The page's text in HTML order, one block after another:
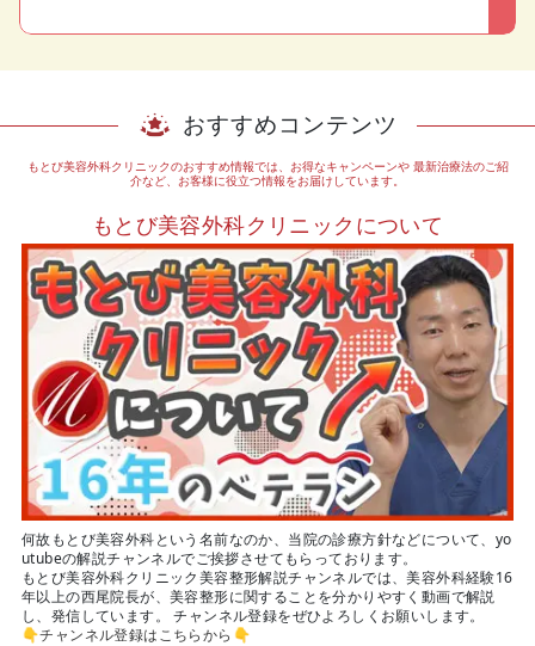
おすすめコンテンツ
もとび美容外科クリニックのおすすめ情報では、お得なキャンペーンや最新治療法のご紹
介など、お客様に役立つ情報をお届けしています。
もとび美容外科クリニックについて
何故もとび美容外科という名前なのか、当院の診療方針などについて、yo
utubeの解説チャンネルでご挨拶させてもらっております。
もとび美容外科クリニック美容整形解説チャンネルでは、美容外科経験16
年以上の西尾院長が、美容整形に関することを分かりやすく動画で解説
し、発信しています。 チャンネル登録をぜひよろしくお願いします。
👇チャンネル登録はこちらから 👇